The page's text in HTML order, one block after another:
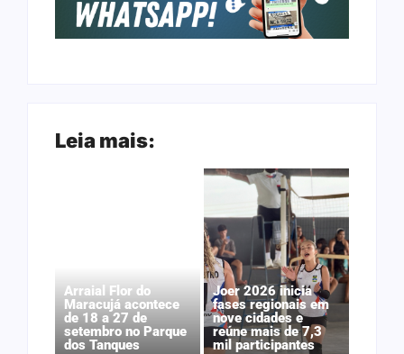
Leia mais:
Arraial Flor do
Maracujá acontece
de 18 a 27 de
setembro no Parque
dos Tanques
Joer 2026 inicia
fases regionais em
nove cidades e
reúne mais de 7,3
mil participantes